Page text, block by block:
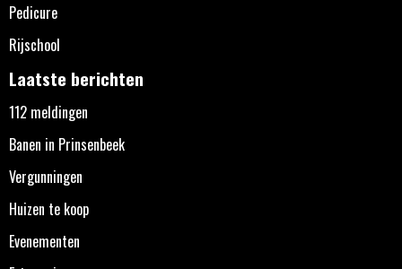
Pedicure
Rijschool
Laatste berichten
112 meldingen
Banen in Prinsenbeek
Vergunningen
Huizen te koop
Evenementen